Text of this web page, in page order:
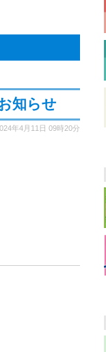
知らせ
年4月11日 09時20分